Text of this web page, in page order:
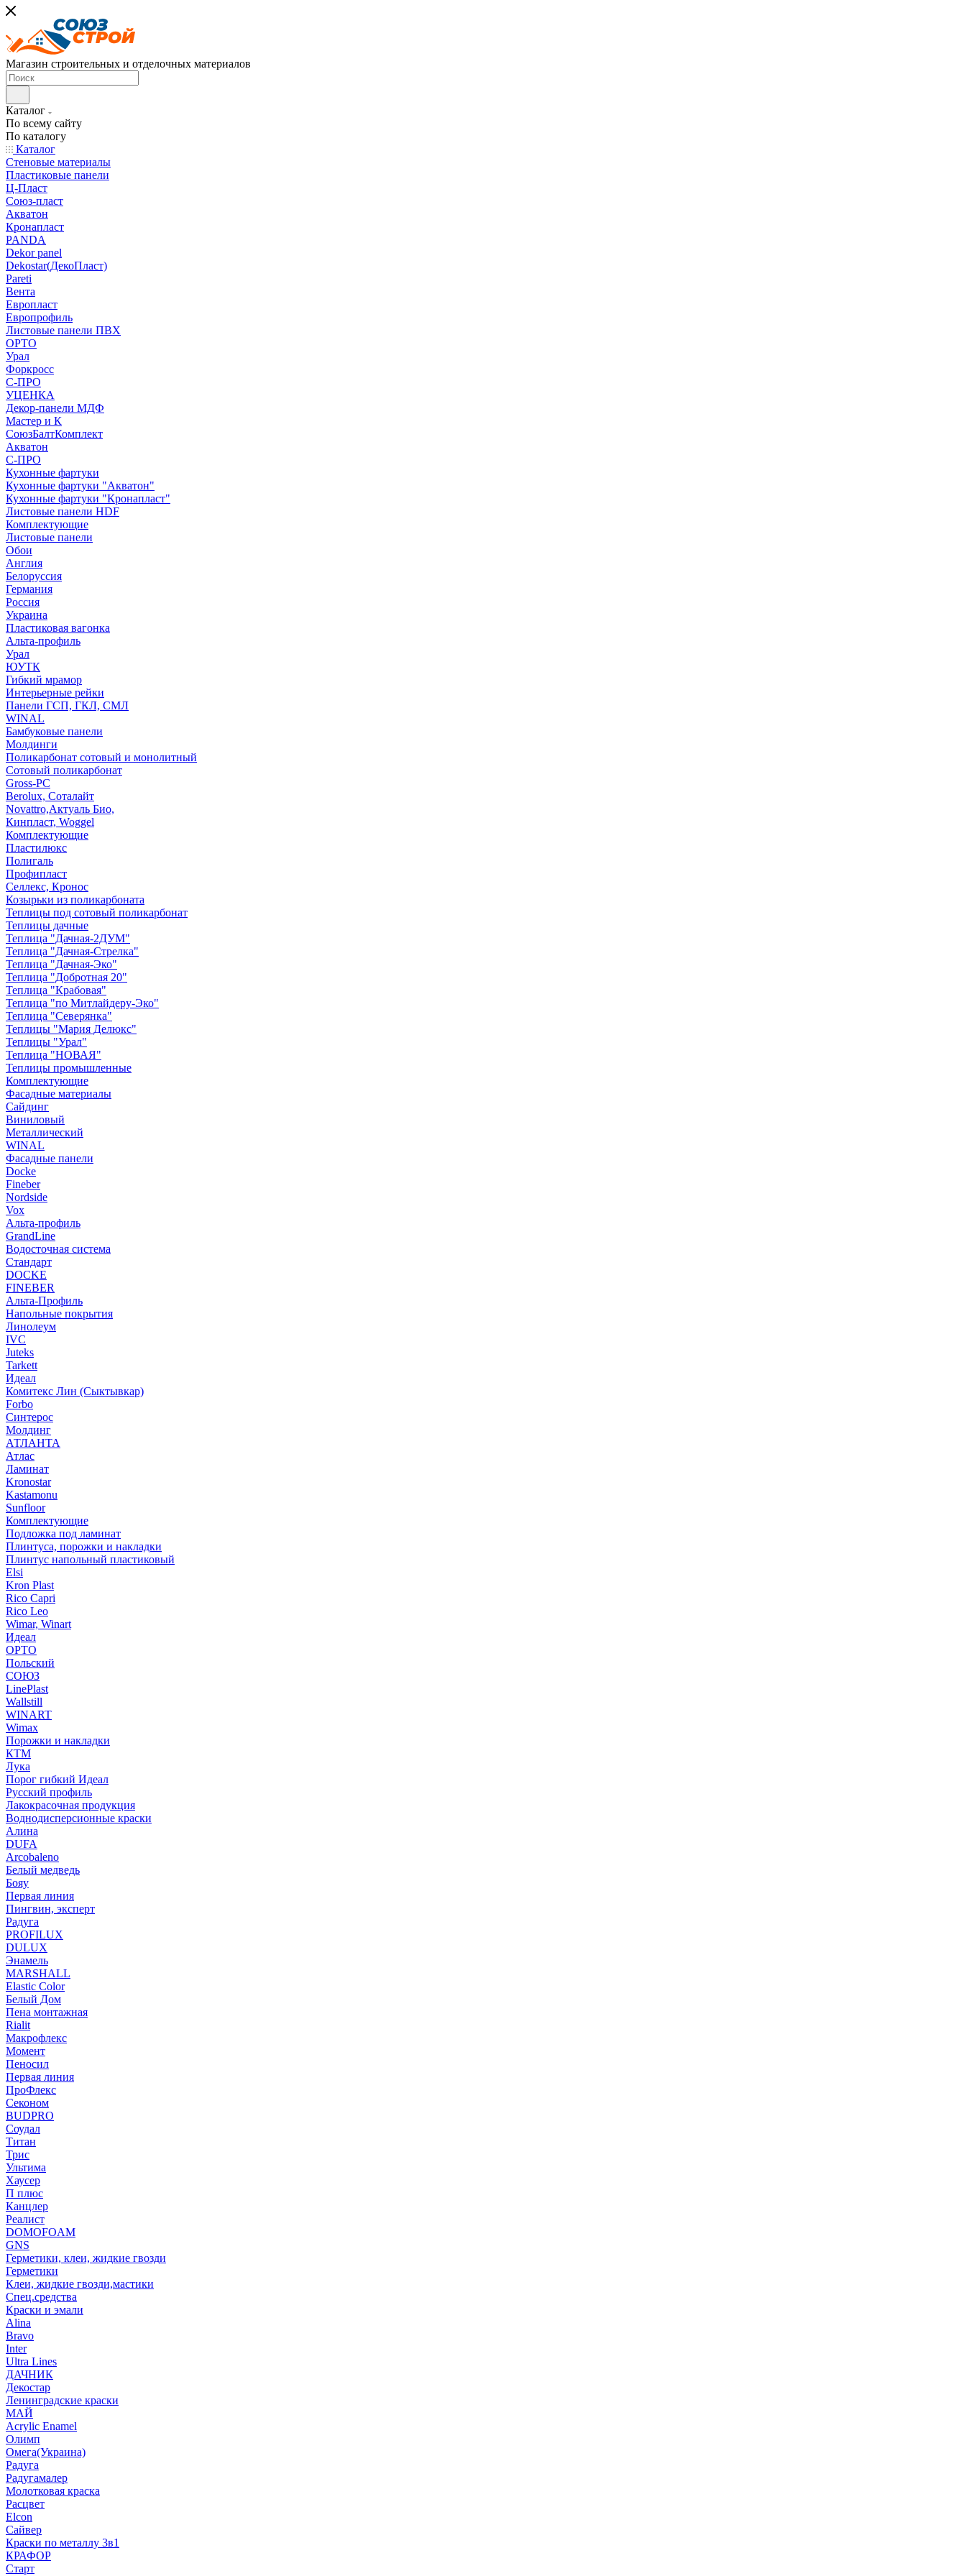
Магазин строительных и отделочных материалов
Каталог
По всему сайту
По каталогу
Каталог
Стеновые материалы
Пластиковые панели
Ц-Пласт
Союз-пласт
Акватон
Кронапласт
PANDA
Dekor panel
Dekostar(ДекоПласт)
Pareti
Вента
Европласт
Европрофиль
Листовые панели ПВХ
ОРТО
Урал
Форкросс
С-ПРО
УЦЕНКА
Декор-панели МДФ
Мастер и К
СоюзБалтКомплект
Акватон
С-ПРО
Кухонные фартуки
Кухонные фартуки "Акватон"
Кухонные фартуки "Кронапласт"
Листовые панели HDF
Комплектующие
Листовые панели
Обои
Англия
Белоруссия
Германия
Россия
Украина
Пластиковая вагонка
Альта-профиль
Урал
ЮУТК
Гибкий мрамор
Интерьерные рейки
Панели ГСП, ГКЛ, СМЛ
WINAL
Бамбуковые панели
Молдинги
Поликарбонат сотовый и монолитный
Сотовый поликарбонат
Gross-PC
Berolux, Соталайт
Novattro,Актуаль Био,
Кинпласт, Woggel
Комплектующие
Пластилюкс
Полигаль
Профипласт
Селлекс, Кронос
Козырьки из поликарбоната
Теплицы под сотовый поликарбонат
Теплицы дачные
Теплица "Дачная-2ДУМ"
Теплица "Дачная-Стрелка"
Теплица "Дачная-Эко"
Теплица "Добротная 20"
Теплица "Крабовая"
Теплица "по Митлайдеру-Эко"
Теплица "Северянка"
Теплицы "Мария Делюкс"
Теплицы "Урал"
Теплица "НОВАЯ"
Теплицы промышленные
Комплектующие
Фасадные материалы
Сайдинг
Виниловый
Металлический
WINAL
Фасадные панели
Docke
Fineber
Nordside
Vox
Альта-профиль
GrandLine
Водосточная система
Стандарт
DOCKE
FINEBER
Альта-Профиль
Напольные покрытия
Линолеум
IVC
Juteks
Tarkett
Идеал
Комитекс Лин (Сыктывкар)
Forbo
Синтерос
Молдинг
АТЛАНТА
Атлас
Ламинат
Kronostar
Kastamonu
Sunfloor
Комплектующие
Подложка под ламинат
Плинтуса, порожки и накладки
Плинтус напольный пластиковый
Elsi
Kron Plast
Rico Capri
Rico Leo
Wimar, Winart
Идеал
ОРТО
Польский
СОЮЗ
LinePlast
Wallstill
WINART
Wimax
Порожки и накладки
КТМ
Лука
Порог гибкий Идеал
Русский профиль
Лакокрасочная продукция
Воднодисперсионные краски
Алина
DUFA
Arcobaleno
Белый медведь
Бояу
Первая линия
Пингвин, эксперт
Радуга
PROFILUX
DULUX
Энамель
MARSHALL
Elastic Color
Белый Дом
Пена монтажная
Rialit
Макрофлекс
Момент
Пеносил
Первая линия
ПроФлекс
Секоном
BUDPRO
Соудал
Титан
Трис
Ультима
Хаусер
П плюс
Канцлер
Реалист
DOMOFOAM
GNS
Герметики, клеи, жидкие гвозди
Герметики
Клеи, жидкие гвозди,мастики
Спец.средства
Краски и эмали
Alina
Bravo
Inter
Ultra Lines
ДАЧНИК
Декостар
Ленинградские краски
МАЙ
Acrylic Enamel
Олимп
Омега(Украина)
Радуга
Радугамалер
Молотковая краска
Расцвет
Elcon
Сайвер
Краски по металлу 3в1
КРАФОР
Старт